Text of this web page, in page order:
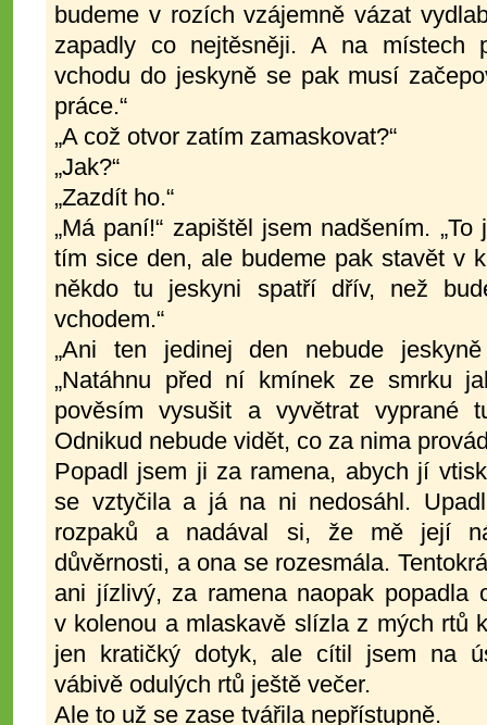
budeme v rozích vzájemně vázat
zapadly co nejtěsněji. A na místech
vchodu do jeskyně se pak musí
práce.“
„A což otvor zatím zamaskovat?“
„Jak?“
„Zazdít ho.“
„Má paní!“ zapištěl jsem nadšením.
tím sice den, ale budeme pak stavět v
někdo tu jeskyni spatří dřív, než
vchodem.“
„Ani ten jedinej den nebude
„Natáhnu před ní kmínek ze smrku
pověsím vysušit a vyvětrat vyprané
Odnikud nebude vidět, co za nima
Popadl jsem ji za ramena, abych jí
se vztyčila a já na ni nedosáhl.
rozpaků a nadával si, že mě její
důvěrnosti, a ona se rozesmála.
ani jízlivý, za ramena naopak popadla
v kolenou a mlaskavě slízla z mých rtů
jen kratičký dotyk, ale cítil jsem na
vábivě odulých rtů ještě večer.
Ale to už se zase tvářila nepřístupně.